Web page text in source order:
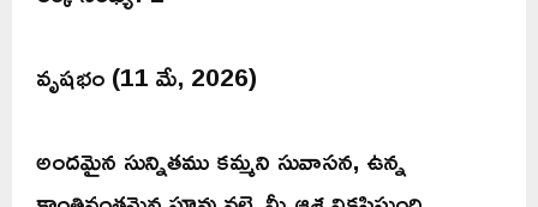
వృషభం (11 మే, 2026)
అందమైన సున్నితము కమ్మని సువాసన, ఉన్న